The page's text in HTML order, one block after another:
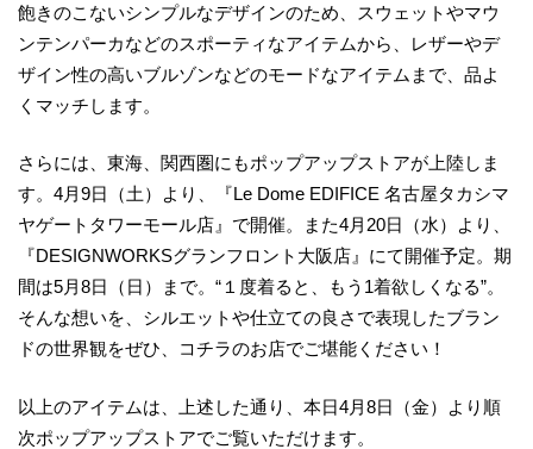
飽きのこないシンプルなデザインのため、スウェットやマウ
ンテンパーカなどのスポーティなアイテムから、レザーやデ
ザイン性の高いブルゾンなどのモードなアイテムまで、品よ
くマッチします。
さらには、東海、関西圏にもポップアップストアが上陸しま
す。4月9日（土）より、『Le Dome EDIFICE 名古屋タカシマ
ヤゲートタワーモール店』で開催。また4月20日（水）より、
『DESIGNWORKSグランフロント大阪店』にて開催予定。期
間は5月8日（日）まで。“１度着ると、もう1着欲しくなる”。
そんな想いを、シルエットや仕立ての良さで表現したブラン
ドの世界観をぜひ、コチラのお店でご堪能ください！
以上のアイテムは、上述した通り、本⽇4⽉8⽇（⾦）より順
次ポップアップストアでご覧いただけます。